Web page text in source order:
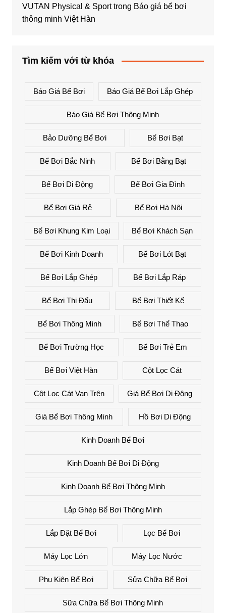
VUTAN Physical & Sporttrong Báo giá bể bơi
thông minh Việt Hàn
Tìm kiếm với từ khóa
Báo Giá Bể Bơi Báo Giá Bể Bơi Lắp Ghép
Báo Giá Bể Bơi Thông Minh
Bảo Dưỡng Bể Bơi Bể Bơi Bạt
Bể Bơi Bắc Ninh Bể Bơi Bằng Bạt
Bể Bơi Di Động Bể Bơi Gia Đình
Bể Bơi Giá Rẻ Bể Bơi Hà Nội
Bể Bơi Khung Kim Loại Bể Bơi Khách Sạn
Bể Bơi Kinh Doanh Bể Bơi Lót Bạt
Bể Bơi Lắp Ghép Bể Bơi Lắp Ráp
Bể Bơi Thi Đấu Bể Bơi Thiết Kế
Bể Bơi Thông Minh Bể Bơi Thể Thao
Bể Bơi Trường Học Bể Bơi Trẻ Em
Bể Bơi Việt Hàn Cột Lọc Cát
Cột Lọc Cát Van Trên Giá Bể Bơi Di Động
Giá Bể Bơi Thông Minh Hồ Bơi Di Động
Kinh Doanh Bể Bơi
Kinh Doanh Bể Bơi Di Động
Kinh Doanh Bể Bơi Thông Minh
Lắp Ghép Bể Bơi Thông Minh
Lắp Đặt Bể Bơi Lọc Bể Bơi
Máy Lọc Lớn Máy Lọc Nước
Phụ Kiện Bể Bơi Sửa Chữa Bể Bơi
Sữa Chữa Bể Bơi Thông Minh